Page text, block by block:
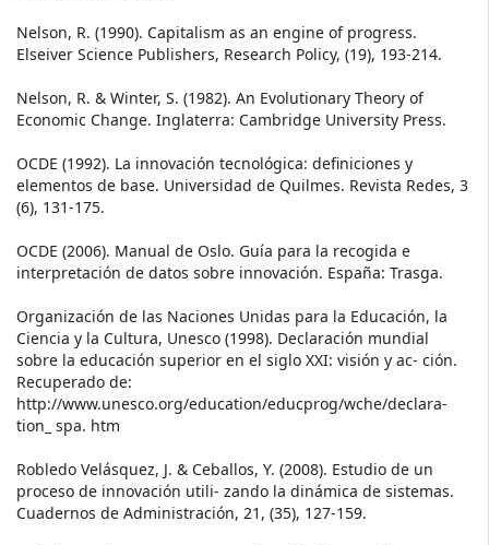
Nelson, R. (1990). Capitalism as an engine of progress.
Elseiver Science Publishers, Research Policy, (19), 193-214.
Nelson, R. & Winter, S. (1982). An Evolutionary Theory of
Economic Change. Inglaterra: Cambridge University Press.
OCDE (1992). La innovación tecnológica: definiciones y
elementos de base. Universidad de Quilmes. Revista Redes, 3
(6), 131-175.
OCDE (2006). Manual de Oslo. Guía para la recogida e
interpretación de datos sobre innovación. España: Trasga.
Organización de las Naciones Unidas para la Educación, la
Ciencia y la Cultura, Unesco (1998). Declaración mundial
sobre la educación superior en el siglo XXI: visión y ac- ción.
Recuperado de:
http://www.unesco.org/education/educprog/wche/declara-
tion_ spa. htm
Robledo Velásquez, J. & Ceballos, Y. (2008). Estudio de un
proceso de innovación utili- zando la dinámica de sistemas.
Cuadernos de Administración, 21, (35), 127-159.